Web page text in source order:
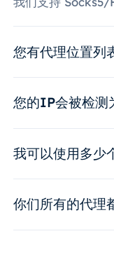
您有代理位置列
您的IP会被检测
我可以使用多少
你们所有的代理